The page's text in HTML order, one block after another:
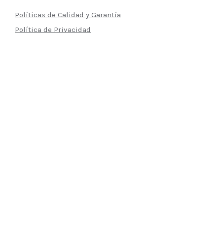
Políticas de Calidad y Garantía
Política de Privacidad